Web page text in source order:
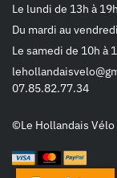
Le lundi de 13h à 19h
Du mardi au
Le samedi de 10h à
07.85.82.77.34
©Le Hollandais